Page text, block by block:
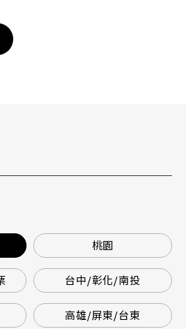
桃園
台中/彰化/南投
高雄/屏東/台東